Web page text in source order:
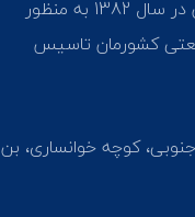
شرکت کالای صنعتی سپاهان در سال 1382 به منظور
کشورمان تاسیس
کوچه خوانساری، بن